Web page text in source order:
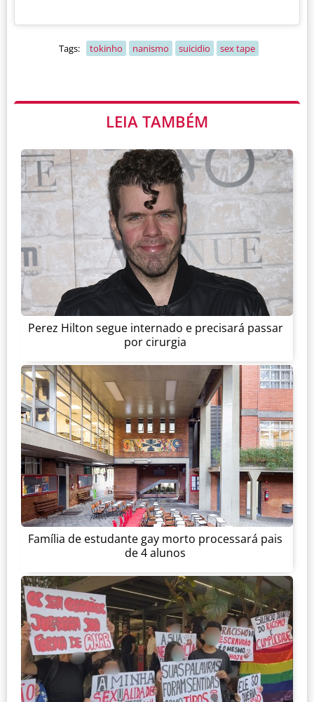
Tags: tokinho nanismo suicidio sex tape
LEIA TAMBÉM
Perez Hilton segue internado e precisará passar
por cirurgia
Família de estudante gay morto processará pais
de 4 alunos